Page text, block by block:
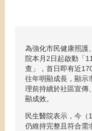
為強化市民健康照護
院本月2日起啟動「
查」，首日即有近
往年明顯成長，顯示
理前持續於社區宣傳
顯成效。
民生醫院表示，今（
仍維持完整且符合需